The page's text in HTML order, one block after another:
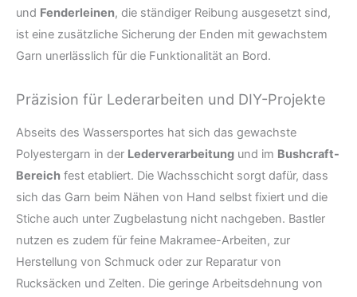
und Fenderleinen, die ständiger Reibung ausgesetzt sind,
ist eine zusätzliche Sicherung der Enden mit gewachstem
Garn unerlässlich für die Funktionalität an Bord.
Präzision für Lederarbeiten und DIY-Projekte
Abseits des Wassersportes hat sich das gewachste
Polyestergarn in der Lederverarbeitung und im Bushcraft-
Bereich fest etabliert. Die Wachsschicht sorgt dafür, dass
sich das Garn beim Nähen von Hand selbst fixiert und die
Stiche auch unter Zugbelastung nicht nachgeben. Bastler
nutzen es zudem für feine Makramee-Arbeiten, zur
Herstellung von Schmuck oder zur Reparatur von
Rucksäcken und Zelten. Die geringe Arbeitsdehnung von